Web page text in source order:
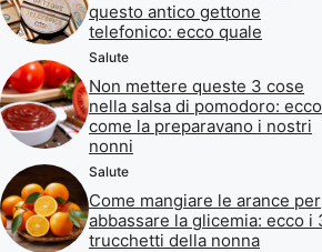
questo antico gettone
telefonico: ecco quale
Salute
Non mettere queste 3 cose
nella salsa di pomodoro: ecco
come la preparavano i nostri
nonni
Salute
Come mangiare le arance per
abbassare la glicemia: ecco i
trucchetti della nonna